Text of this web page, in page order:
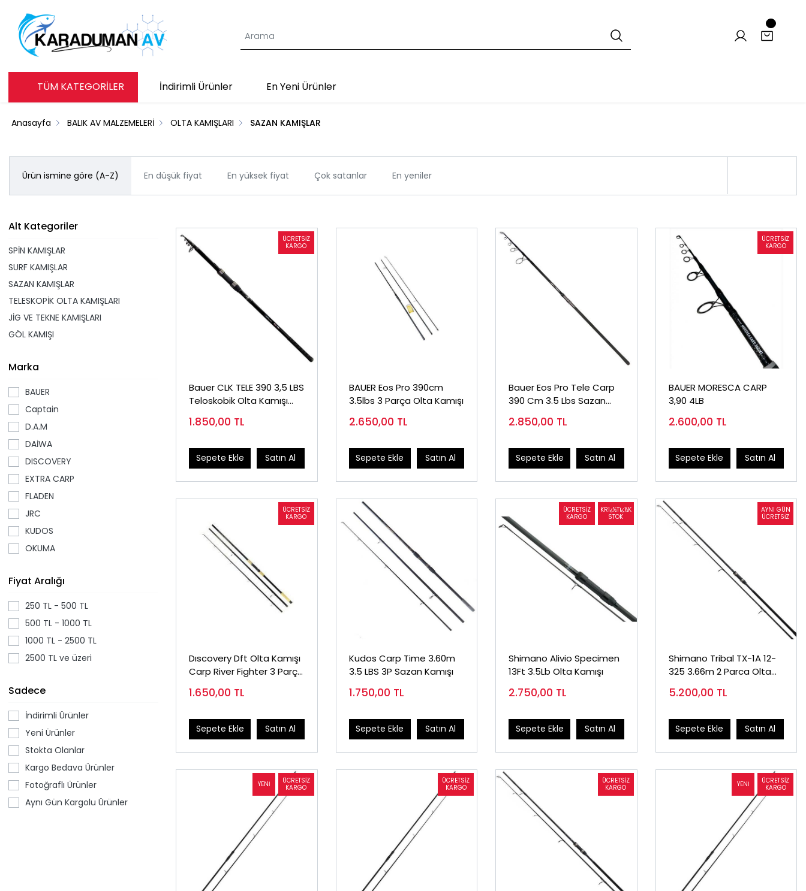
TÜM KATEGORİLER İndirimli Ürünler En Yeni Ürünler
Anasayfa BALIK AV MALZEMELERİ OLTA KAMIŞLARI SAZAN KAMIŞLAR
Ürün ismine göre (A-Z) En düşük fiyat En yüksek fiyat Çok satanlar En yeniler
Alt Kategoriler
SPİN KAMIŞLAR
SURF KAMIŞLAR
SAZAN KAMIŞLAR
TELESKOPİK OLTA KAMIŞLARI
JİG VE TEKNE KAMIŞLARI
GÖL KAMIŞI
Marka
BAUER
Captain
D.A.M
DAİWA
DISCOVERY
EXTRA CARP
FLADEN
JRC
KUDOS
OKUMA
SPRO
Fiyat Aralığı
250 TL - 500 TL
500 TL - 1000 TL
1000 TL - 2500 TL
2500 TL ve üzeri
Sadece
İndirimli Ürünler
Yeni Ürünler
Stokta Olanlar
Kargo Bedava Ürünler
Fotoğraflı Ürünler
Aynı Gün Kargolu Ürünler
Bauer CLK TELE 390 3,5 LBS
Teloskobik Olta Kamışı
1.850,00 TL
Sepete Ekle Satın Al
BAUER Eos Pro 390cm
3.5lbs 3 Parça Olta Kamışı
2.650,00 TL
Sepete Ekle Satın Al
Bauer Eos Pro Tele Carp
390 Cm 3.5 Lbs Sazan
2.850,00 TL
Sepete Ekle Satın Al
BAUER MORESCA CARP
3,90 4LB
2.600,00 TL
Sepete Ekle Satın Al
Dıscovery Dft Olta Kamışı
Carp River Fighter 3 Parça
1.650,00 TL
Sepete Ekle Satın Al
Kudos Carp Time 3.60m
3.5 LBS 3P Sazan Kamışı
1.750,00 TL
Sepete Ekle Satın Al
Shimano Alivio Specimen
13Ft 3.5Lb Olta Kamışı
2.750,00 TL
Sepete Ekle Satın Al
Shimano Tribal TX-1A 12-
325 3.66m 2 Parca Olta
5.200,00 TL
Sepete Ekle Satın Al